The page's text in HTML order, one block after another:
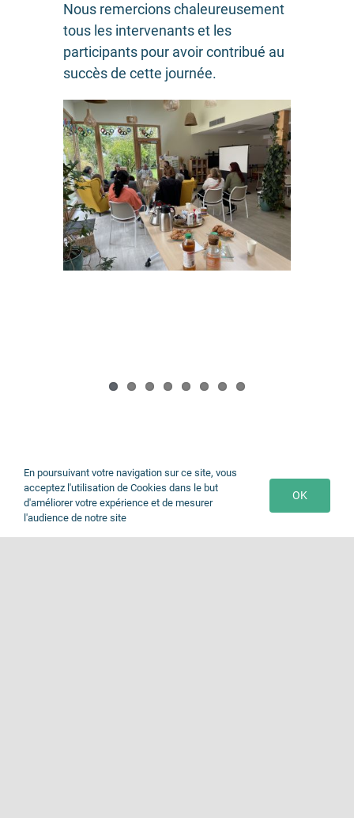
Nous remercions chaleureusement
tous les intervenants et les
participants pour avoir contribué au
succès de cette journée.
En poursuivant votre navigation sur ce site, vous
acceptez l'utilisation de Cookies dans le but
d'améliorer votre expérience et de mesurer
l'audience de notre site
OK